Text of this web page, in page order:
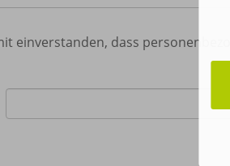
einverstanden, dass